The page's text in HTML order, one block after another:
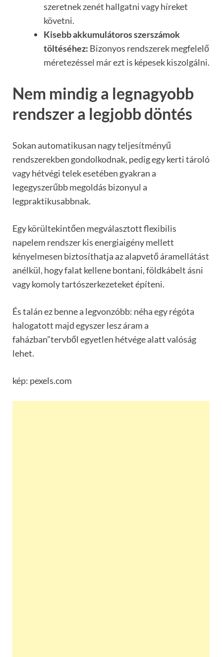
szeretnek zenét hallgatni vagy híreket
követni.
Kisebb akkumulátoros szerszámok
töltéséhez: Bizonyos rendszerek megfelelő
méretezéssel már ezt is képesek kiszolgálni.
Nem mindig a legnagyobb
rendszer a legjobb döntés
Sokan automatikusan nagy teljesítményű
rendszerekben gondolkodnak, pedig egy kerti tároló
vagy hétvégi telek esetében gyakran a
legegyszerűbb megoldás bizonyul a
legpraktikusabbnak.
Egy körültekintően megválasztott flexibilis
napelem rendszer kis energiaigény mellett
kényelmesen biztosíthatja az alapvető áramellátást
anélkül, hogy falat kellene bontani, földkábelt ásni
vagy komoly tartószerkezeteket építeni.
És talán ez benne a legvonzóbb: néha egy régóta
halogatott majd egyszer lesz áram a
faházban”tervből egyetlen hétvége alatt valóság
lehet.
kép: pexels.com